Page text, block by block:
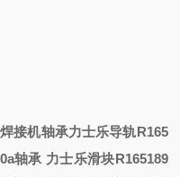
接机轴承力士乐导轨R165
轴承 力士乐滑块R165189